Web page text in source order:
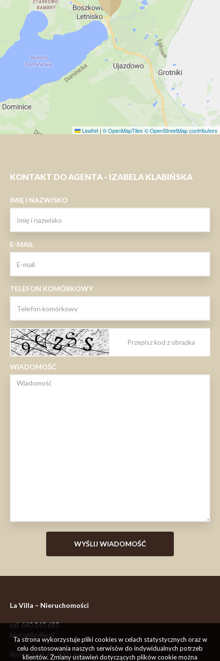
Leaflet | © OpenMapTiles © OpenStreetMap contributors
KONTAKT DO AGENTA - IZABELA KLABIŃSKA
IMIĘ I NAZWISKO
E-MAIL
TELEFON KOMÓRKOWY
WIADOMOŚĆ
La Villa – Nieruchomości
tel.660 545 685
biuro@lavilla.pl
Rynek 32/464-100 Leszno
Ta strona wykorzystuje pliki cookies w celach statystycznych oraz w
celu dostosowania naszych serwisów do indywidualnych potrzeb
klientów. Zmiany ustawień dotyczących plików cookie można